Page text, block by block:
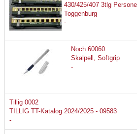
430/425/407 3tlg
Toggenburg
-
Noch 60060
Skalpell, Softgrip
-
Tillig 0002
TILLIG TT-Katalog 2024/2025 - 09583
-